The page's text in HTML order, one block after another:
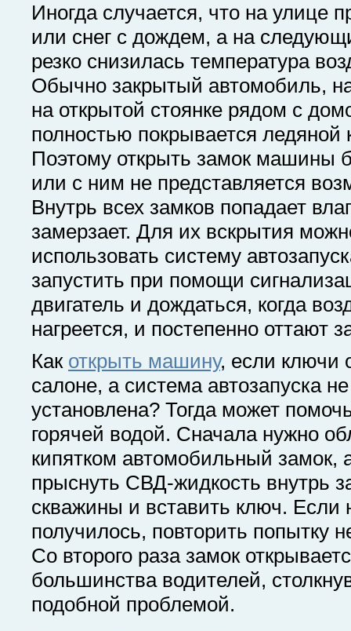
Иногда случается, что на улице
или снег с дождем, а на
резко снизилась температура
Обычно закрытый автомобиль,
на открытой стоянке рядом с
полностью покрывается ледяной
Поэтому открыть замок машины
или с ним не представляется
Внутрь всех замков попадает
замерзает. Для их вскрытия
использовать систему
запустить при помощи
двигатель и дождаться, когда
нагреется, и постепенно оттают
Как открыть машину, если ключи
салоне, а система автозапуска не
установлена? Тогда может
горячей водой. Сначала нужно
кипятком автомобильный замок,
прыснуть СВД-жидкость внутрь
скважины и вставить ключ. Если
получилось, повторить попытку
Со второго раза замок
большинства водителей,
подобной проблемой.